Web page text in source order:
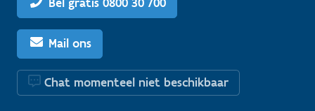
Mail ons
Chat momenteel niet beschikbaar